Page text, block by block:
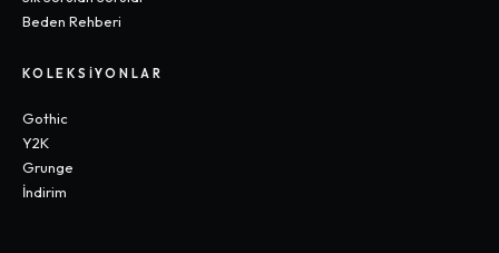
Beden Rehberi
KOLEKSIYONLAR
Gothic
Y2K
Grunge
İndirim